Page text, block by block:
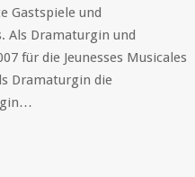
Gastspiele und
Als Dramaturgin und
für die Jeunesses Musicales
Dramaturgin die